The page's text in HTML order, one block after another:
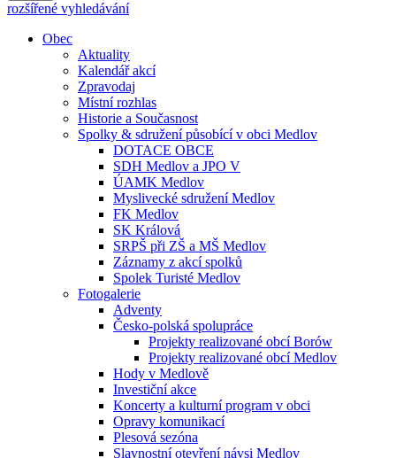
rozšířené vyhledávání
Obec
Aktuality
Kalendář akcí
Zpravodaj
Místní rozhlas
Historie a Současnost
Spolky & sdružení působící v obci Medlov
DOTACE OBCE
SDH Medlov a JPO V
ÚAMK Medlov
Myslivecké sdružení Medlov
FK Medlov
SK Králová
SRPŠ při ZŠ a MŠ Medlov
Záznamy z akcí spolků
Spolek Turisté Medlov
Fotogalerie
Adventy
Česko-polská spolupráce
Projekty realizované obcí Borów
Projekty realizované obcí Medlov
Hody v Medlově
Investiční akce
Koncerty a kulturní program v obci
Opravy komunikací
Plesová sezóna
Slavnostní otevření návsi Medlov